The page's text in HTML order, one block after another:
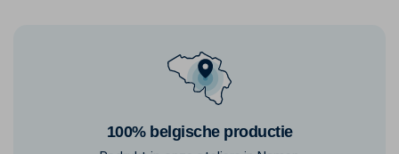
100% belgische productie